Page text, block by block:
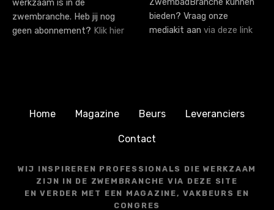
werkzaam is in de
zwembranche. Heb jij nog
geen abonnement? Klik hier
ZwembadBranche kunnen
bieden? Vraag onze
mediakit aan via deze link
Home Magazine Beurs Leveranciers
Contact
WIJ INSPIREREN PROFESSIONALS DIE WERKZAAM
ZIJN IN DE ZWEMBRANCHE VIA DEZE SITE
EN VERDER MET EEN MAGAZINE, VAKBEURS EN
CONGRES